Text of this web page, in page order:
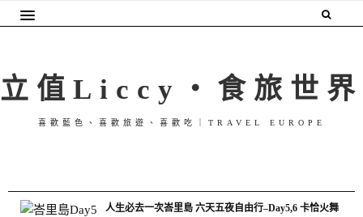
立值Liccy・食旅世界
喜歡藍色、喜歡旅遊、喜歡吃｜TRAVEL EUROPE
人生必去一次峇里島 六天五夜自由行–Day5,6 卡恰火舞